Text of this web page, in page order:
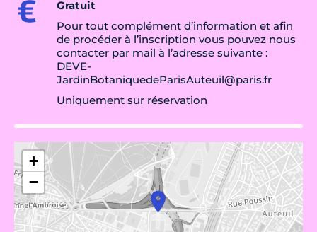
Gratuit
Pour tout complément d’information et afin
de procéder à l’inscription vous pouvez nous
contacter par mail à l’adresse suivante :
DEVE-
JardinBotaniquedeParisAuteuil@paris.fr
Uniquement sur réservation
+
−